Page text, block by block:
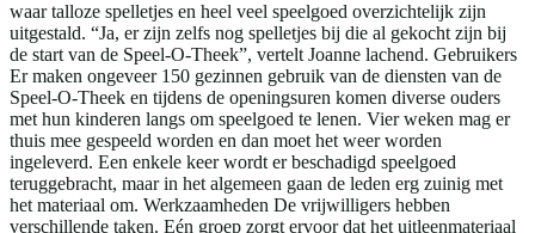
waar talloze spelletjes en heel veel speelgoed overzichtelijk zijn
uitgestald. “Ja, er zijn zelfs nog spelletjes bij die al gekocht zijn bij
de start van de Speel-O-Theek”, vertelt Joanne lachend. Gebruikers
Er maken ongeveer 150 gezinnen gebruik van de diensten van de
Speel-O-Theek en tijdens de openingsuren komen diverse ouders
met hun kinderen langs om speelgoed te lenen. Vier weken mag er
thuis mee gespeeld worden en dan moet het weer worden
ingeleverd. Een enkele keer wordt er beschadigd speelgoed
teruggebracht, maar in het algemeen gaan de leden erg zuinig met
het materiaal om. Werkzaamheden De vrijwilligers hebben
verschillende taken. Eén groep zorgt ervoor dat het uitleenmateriaal